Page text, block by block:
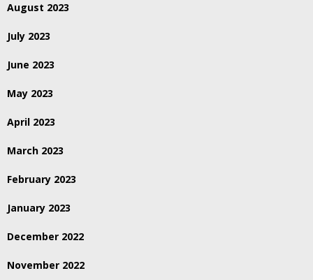
August 2023
July 2023
June 2023
May 2023
April 2023
March 2023
February 2023
January 2023
December 2022
November 2022